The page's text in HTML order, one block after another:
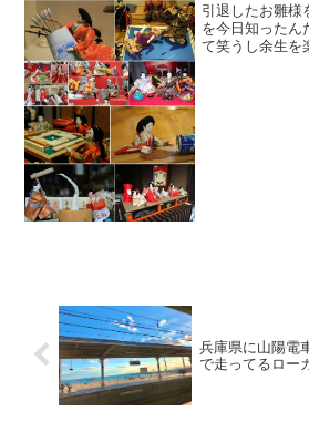
引退したお雛様
を今日知ったん
て笑うし余生を
兵庫県に山陽電
で走ってるロー